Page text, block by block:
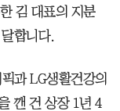
김 대표의 지분
합니다.
과 LG생활건강의
깬 건 상장 1년 4